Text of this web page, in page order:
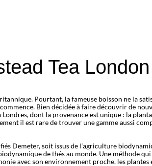
Tea London
Pourtant, la fameuse boisson ne la
Bien décidée à faire découvrir de
dont la provenance est unique : la
il est rare de trouver une gamme aussi
Demeter, soit issus de l’agriculture
de thés au monde. Une méthode
avec son environnement proche, les